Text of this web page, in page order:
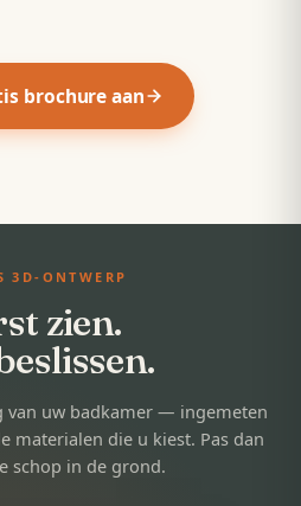
brochure aan
3D-ONTWERP
zien.
van uw badkamer — ingemeten
materialen die u kiest. Pas dan
schop in de grond.